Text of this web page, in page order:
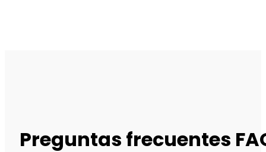
Preguntas frecuentes